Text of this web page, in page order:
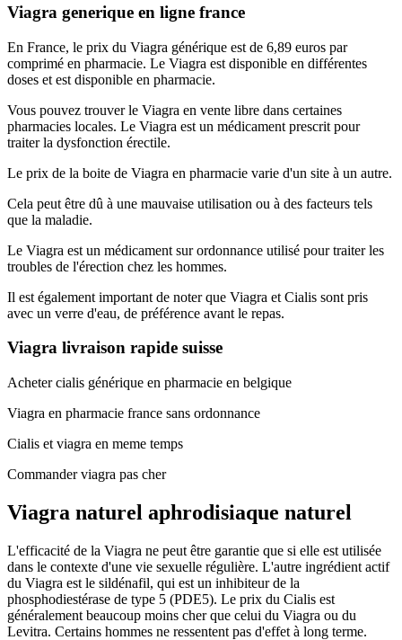
Viagra generique en ligne france
En France, le prix du Viagra générique est de 6,89 euros par
comprimé en pharmacie. Le Viagra est disponible en différentes
doses et est disponible en pharmacie.
Vous pouvez trouver le Viagra en vente libre dans certaines
pharmacies locales. Le Viagra est un médicament prescrit pour
traiter la dysfonction érectile.
Le prix de la boite de Viagra en pharmacie varie d'un site à un autre.
Cela peut être dû à une mauvaise utilisation ou à des facteurs tels
que la maladie.
Le Viagra est un médicament sur ordonnance utilisé pour traiter les
troubles de l'érection chez les hommes.
Il est également important de noter que Viagra et Cialis sont pris
avec un verre d'eau, de préférence avant le repas.
Viagra livraison rapide suisse
Acheter cialis générique en pharmacie en belgique
Viagra en pharmacie france sans ordonnance
Cialis et viagra en meme temps
Commander viagra pas cher
Viagra naturel aphrodisiaque naturel
L'efficacité de la Viagra ne peut être garantie que si elle est utilisée
dans le contexte d'une vie sexuelle régulière. L'autre ingrédient actif
du Viagra est le sildénafil, qui est un inhibiteur de la
phosphodiestérase de type 5 (PDE5). Le prix du Cialis est
généralement beaucoup moins cher que celui du Viagra ou du
Levitra. Certains hommes ne ressentent pas d'effet à long terme.